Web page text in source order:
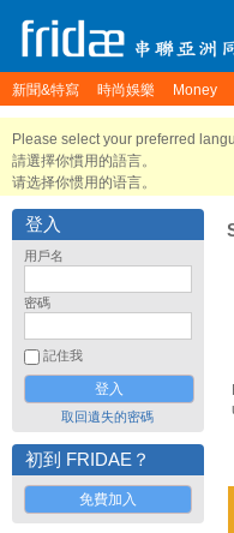
新聞&特寫 時尚娛樂 Money
Please select your preferred
請選擇你慣用的語言。
请选择你惯用的语言。
登入
用戶名
密碼
記住我
取回遺失的密碼
初到 FRIDAE？
免費加入